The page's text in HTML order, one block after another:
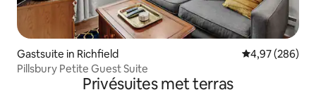
Gastsuite in Richfield Gemiddelde
4,97 (286)
Pillsbury Petite Guest Suite
Privésuites met terras